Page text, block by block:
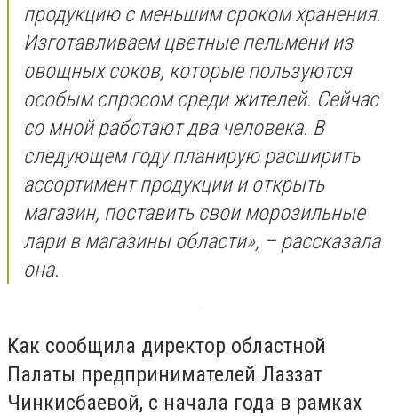
продукцию с меньшим сроком хранения.
Изготавливаем цветные пельмени из
овощных соков, которые пользуются
особым спросом среди жителей. Сейчас
со мной работают два человека. В
следующем году планирую расширить
ассортимент продукции и открыть
магазин, поставить свои морозильные
лари в магазины области», – рассказала
она.
Как сообщила директор областной
Палаты предпринимателей Лаззат
Чинкисбаевой, с начала года в рамках